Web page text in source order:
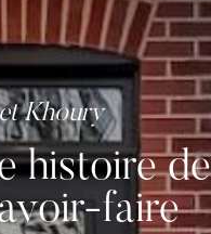
histoire de
faire